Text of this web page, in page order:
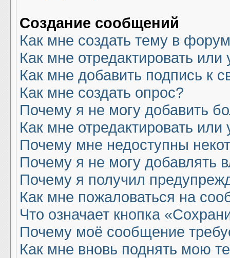
Создание сообщений
Как мне создать тему в
Как мне отредактировать
Как мне добавить подпись к
Как мне создать опрос?
Почему я не могу добавить
Как мне отредактировать или
Почему мне недоступны
Почему я не могу добавлять
Почему я получил
Как мне пожаловаться на
Что означает кнопка
Почему моё сообщение
Как мне вновь поднять мою